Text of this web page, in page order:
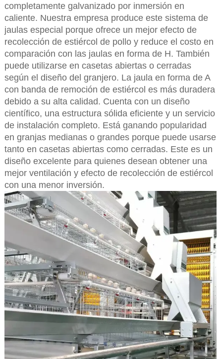
completamente galvanizado por inmersión en
caliente. Nuestra empresa produce este sistema de
jaulas especial porque ofrece un mejor efecto de
recolección de estiércol de pollo y reduce el costo en
comparación con las jaulas en forma de H. También
puede utilizarse en casetas abiertas o cerradas
según el diseño del granjero. La jaula en forma de A
con banda de remoción de estiércol es más duradera
debido a su alta calidad. Cuenta con un diseño
científico, una estructura sólida eficiente y un servicio
de instalación completo. Está ganando popularidad
en granjas medianas o grandes porque puede usarse
tanto en casetas abiertas como cerradas. Este es un
diseño excelente para quienes desean obtener una
mejor ventilación y efecto de recolección de estiércol
con una menor inversión.